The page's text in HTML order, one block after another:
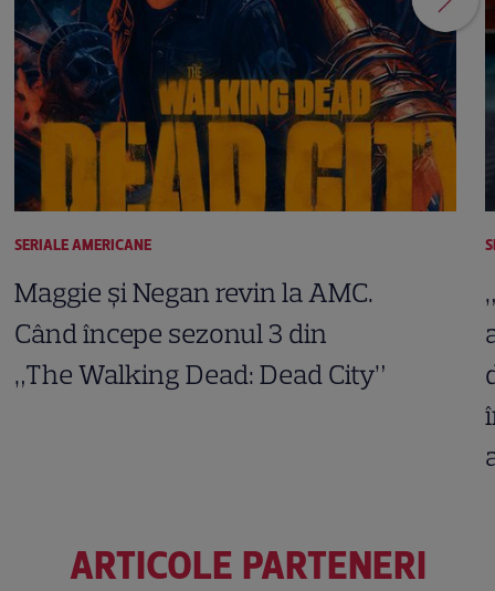
SERIALE AMERICANE
Maggie și Negan revin la AMC.
Când începe sezonul 3 din
„The Walking Dead: Dead City”
ARTICOLE PARTENERI